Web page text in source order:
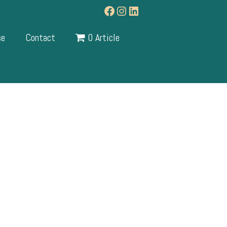
Facebook
Instagram
LinkedIn
Contact 0 Article